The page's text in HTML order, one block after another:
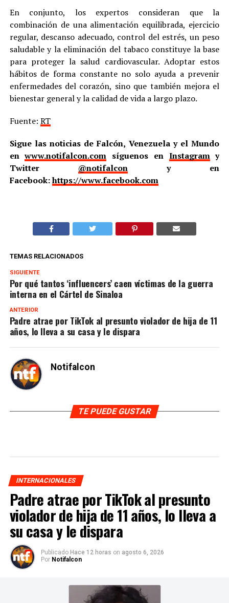
En conjunto, los expertos consideran que la
combinación de una alimentación equilibrada, ejercicio
regular, descanso adecuado, control del estrés, un peso
saludable y la eliminación del tabaco constituye la base
para proteger la salud cardiovascular. Adoptar estos
hábitos de forma constante no solo ayuda a prevenir
enfermedades del corazón, sino que también mejora el
bienestar general y la calidad de vida a largo plazo.
Fuente: RT
Sigue las noticias de Falcón, Venezuela y el Mundo
enwww.notifalcon.com síguenos en Instagramy
Twitter @notifalcony en
Facebook:https://www.facebook.com
TEMAS RELACIONADOS
SIGUIENTE
Por qué tantos ‘influencers’ caen víctimas de la guerra
interna en el Cártel de Sinaloa
ANTERIOR
Padre atrae por TikTok al presunto violador de hija de 11
años, lo lleva a su casa y le dispara
Notifalcon
TE PUEDE GUSTAR
INTERNACIONALES
Padre atrae por TikTok al presunto
violador de hija de 11 años, lo lleva a
su casa y le dispara
Publicado Hace 12 horas on agosto 6, 2026
Por Notifalcon